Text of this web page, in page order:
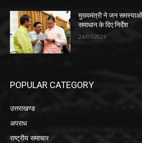
मुख्यमंत्री ने जन समस्याओं
समाधान के दिए निर्देश
24/07/2026
POPULAR CATEGORY
उत्तराखण्ड
अपराध
राष्ट्रीय समाचार